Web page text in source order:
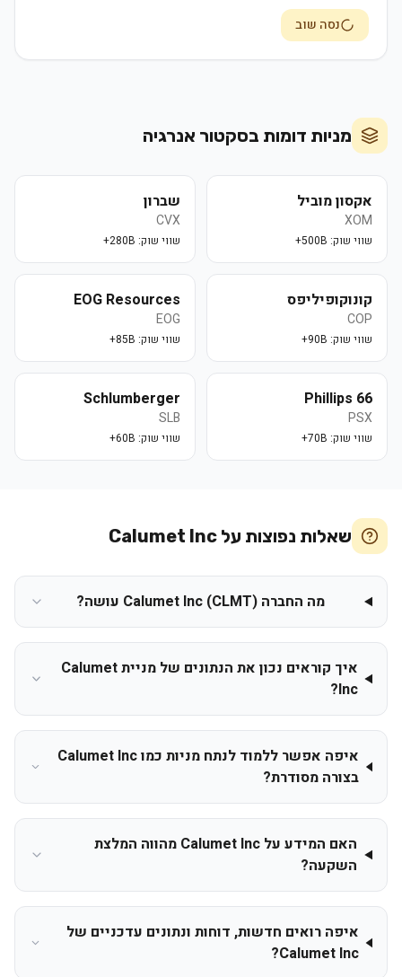
נסה שוב
מניות דומות בסקטור אנרגיה
אקסון מוביל
XOM
שווי שוק: 500B+
שברון
CVX
שווי שוק: 280B+
קונוקופיליפס
COP
שווי שוק: 90B+
EOG Resources
EOG
שווי שוק: 85B+
Phillips 66
PSX
שווי שוק: 70B+
Schlumberger
SLB
שווי שוק: 60B+
שאלות נפוצות על Calumet Inc
מה החברה Calumet Inc (CLMT) עושה?
איך קוראים נכון את הנתונים של מניית Calumet
Inc?
איפה אפשר ללמוד לנתח מניות כמו Calumet Inc
בצורה מסודרת?
האם המידע על Calumet Inc מהווה המלצת
השקעה?
איפה רואים חדשות, דוחות ונתונים עדכניים של
Calumet Inc?